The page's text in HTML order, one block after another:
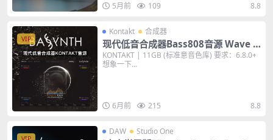
5月前 109 8.8
VIP
Kontakt 合成器
现代低音合成器Bass808音源 Wave A
lchemy BASSYNTH v1.1.0 KONTAK
T 音色库
KONTAKT | 11GB (标准意音色库) 要求：6.8.0+
想象一下...
6月前 215 8.8
DAW Studio One